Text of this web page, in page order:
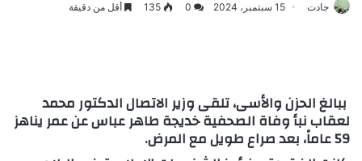
جادت 15 سبتمبر، 2024 0
135 أقل من دقيقة
ببالغ الحزن والأسى، تلقى وزير الاتصال الدكتور محمد
لعقاب نبأ وفاة الصحفية خديجة طاهر عباس عن عمر يناهز
59 عاماً، بعد صراع طويل مع المرض.